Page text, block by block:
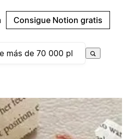
Consigue Notion gratis